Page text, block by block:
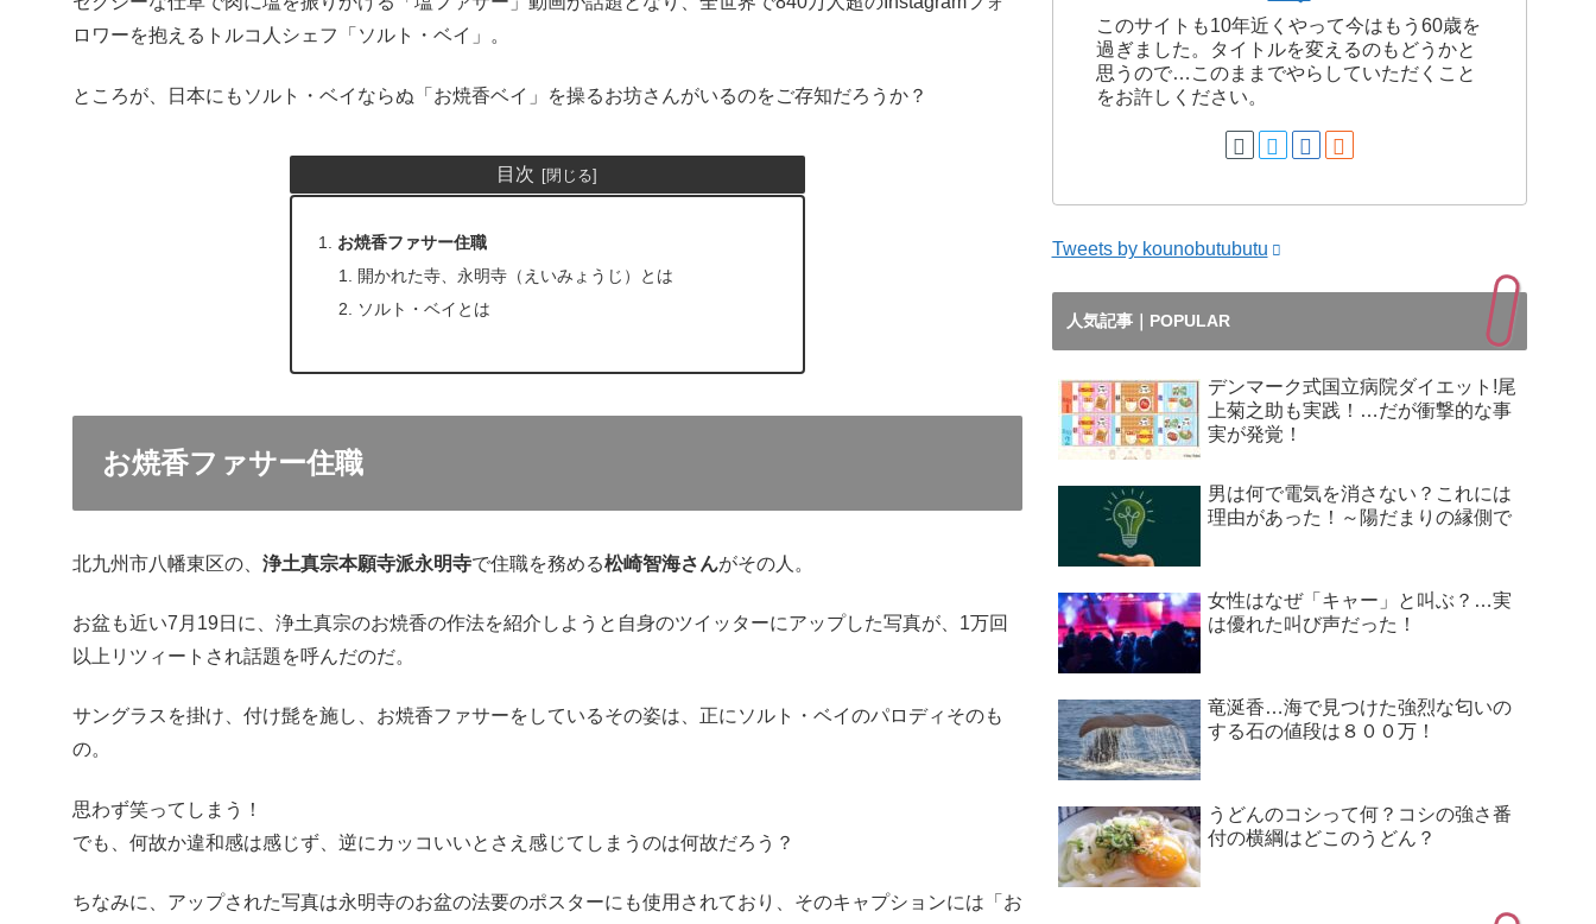
ロワーを抱えるトルコ人シェフ「ソルト・ベイ」。
ところが、日本にもソルト・ベイならぬ「お焼香ベイ」を操るお坊さんがいるのをご存知だろうか？
目次
お焼香ファサー住職
開かれた寺、永明寺（えいみょうじ）とは
ソルト・ベイとは
お焼香ファサー住職
北九州市八幡東区の、 浄土真宗本願寺派永明寺で住職を務める松崎智海さんがその人。
お盆も近い7月19日に、浄土真宗のお焼香の作法を紹介しようと自身のツイッターにアップした写真が、1万回
以上リツィートされ話題を呼んだのだ。
サングラスを掛け、付け髭を施し、お焼香ファサーをしているその姿は、正にソルト・ベイのパロディそのも
の。
思わず笑ってしまう！
でも、何故か違和感は感じず、逆にカッコいいとさえ感じてしまうのは何故だろう？
ちなみに、アップされた写真は永明寺のお盆の法要のポスターにも使用されており、そのキャプションには「お
このサイトも10年近くやって今はもう60歳を
過ぎました。タイトルを変えるのもどうかと
思うので…このままでやらしていただくこと
をお許しください。
Tweets by kounobutubutu
人気記事｜POPULAR
デンマーク式国立病院ダイエット!尾
上菊之助も実践！…だが衝撃的な事
実が発覚！
男は何で電気を消さない？これには
理由があった！～陽だまりの縁側で
女性はなぜ「キャー」と叫ぶ？…実
は優れた叫び声だった！
竜涎香…海で見つけた強烈な匂いの
する石の値段は８００万！
うどんのコシって何？コシの強さ番
付の横綱はどこのうどん？